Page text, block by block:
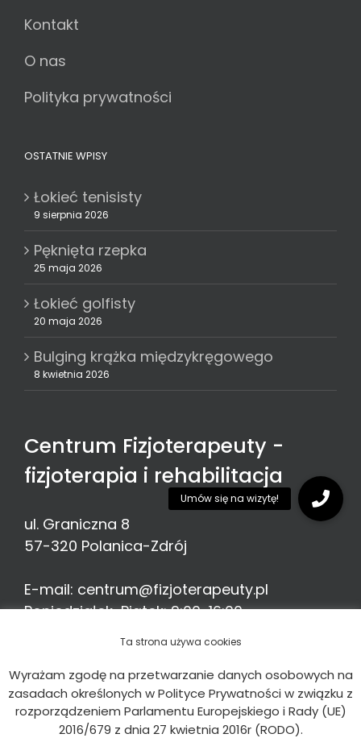
Kontakt
O nas
Polityka prywatności
OSTATNIE WPISY
Łokieć tenisisty
9 sierpnia 2026
Pęknięta rzepka
25 maja 2026
Łokieć golfisty
20 maja 2026
Bulging krążka międzykręgowego
8 kwietnia 2026
Centrum Fizjoterapeuty -
fizjoterapia i rehabilitacja
ul. Graniczna 8
57-320 Polanica-Zdrój
E-mail: centrum@fizjoterapeuty.pl
Poniedziałek-Piątek: 9:00-16:00
Ta strona używa cookies
Wyrażam zgodę na przetwarzanie danych osobowych na
zasadach określonych w Polityce Prywatności w związku z
rozporządzeniem Parlamentu Europejskiego i Rady (UE)
2016/679 z dnia 27 kwietnia 2016r (RODO).